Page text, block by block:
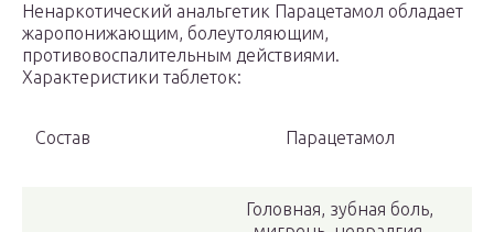
Ненаркотический анальгетик Парацетамол обладает
жаропонижающим, болеутоляющим,
противовоспалительным действиями.
Характеристики таблеток:
Состав Парацетамол
Головная, зубная боль,